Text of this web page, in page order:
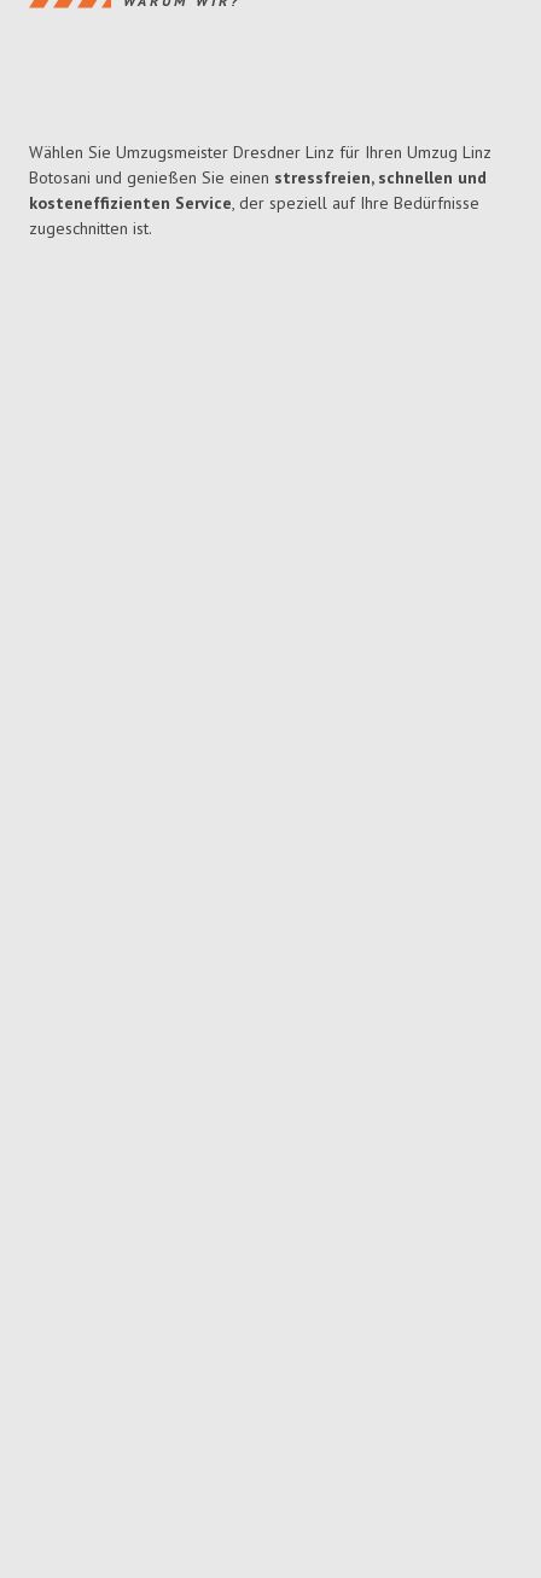
Wählen Sie Umzugsmeister Dresdner Linz für Ihren Umzug Linz
Botosani und genießen Sie einen stressfreien, schnellen und
kosteneffizienten Service, der speziell auf Ihre Bedürfnisse
zugeschnitten ist.